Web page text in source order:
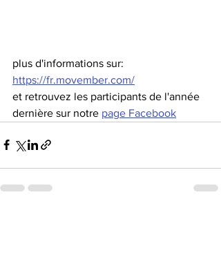
plus d'informations sur:
https://fr.movember.com/
et retrouvez les participants de l'année
dernière sur notre page Facebook